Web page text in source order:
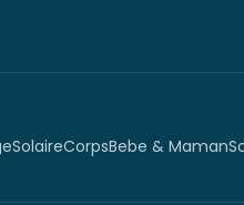
SolaireCorpsBebe & Maman